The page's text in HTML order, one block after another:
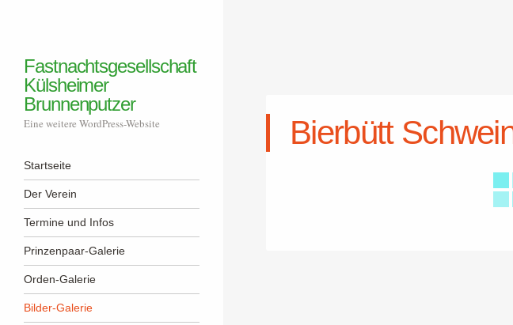
Fastnachtsgesellschaft
Külsheimer
Brunnenputzer
Eine weitere WordPress-Website
Menü
Zum Inhalt springen
Startseite
Der Verein
Termine und Infos
Prinzenpaar-Galerie
Orden-Galerie
Bilder-Galerie
Bierbütt